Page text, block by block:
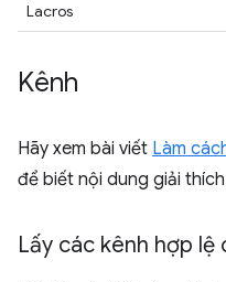
Lacros
Kênh
Hãy xem bài viết Làm
để biết nội dung giải
Lấy các kênh hợp